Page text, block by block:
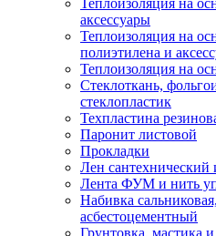
Теплоизоляция на
аксессуары
Теплоизоляция на
полиэтилена и
Теплоизоляция на
Стеклоткань,
стеклопластик
Техпластина
Паронит листовой
Прокладки
Лен сантехнический
Лента ФУМ и нить
Набивка
асбестоцементный
Грунтовка, мастика